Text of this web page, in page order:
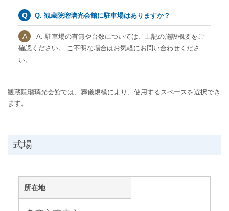
Q. 観蔵院瑠璃光会館に駐車場はありますか？
A. 駐車場の有無や台数については、上記の施設概要をご
確認ください。 ご不明な場合はお気軽にお問い合わせくださ
い。
観蔵院瑠璃光会館では、葬儀規模により、使用するスペースを選択でき
ます。
式場
所在地